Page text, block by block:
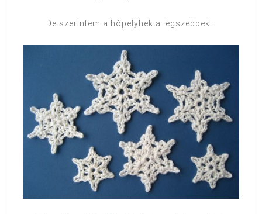
De szerintem a hópelyhek a legszebbek…